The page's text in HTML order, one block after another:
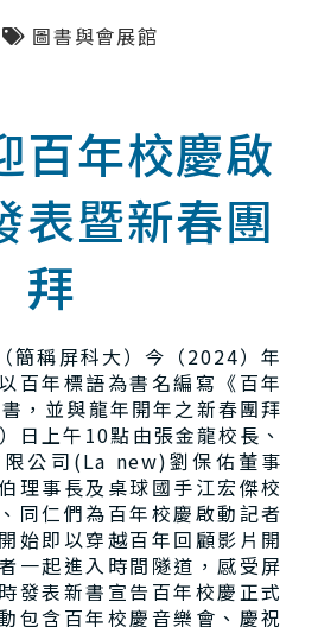
圖書與會展館
百年校慶啟
表暨新春團
拜
簡稱屏科大）今（2024）年
百年標語為書名編寫《百年
，並與龍年開年之新春團拜
日上午10點由張金龍校長、
公司(La new)劉保佑董事
理事長及桌球國手江宏傑校
同仁們為百年校慶啟動記者
始即以穿越百年回顧影片開
一起進入時間隧道，感受屏
發表新書宣告百年校慶正式
包含百年校慶音樂會、慶祝